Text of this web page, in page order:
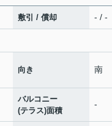
敷引 / 償却 - / -
向き 南
バルコニー
(テラス)面積
-